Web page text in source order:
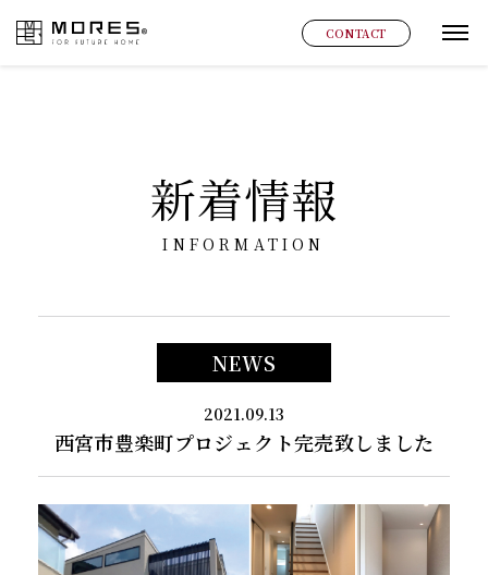
MORES CONTACT グ
新着情報
INFORMATION
NEWS
2021.09.13
西宮市豊楽町プロジェクト完売致しました